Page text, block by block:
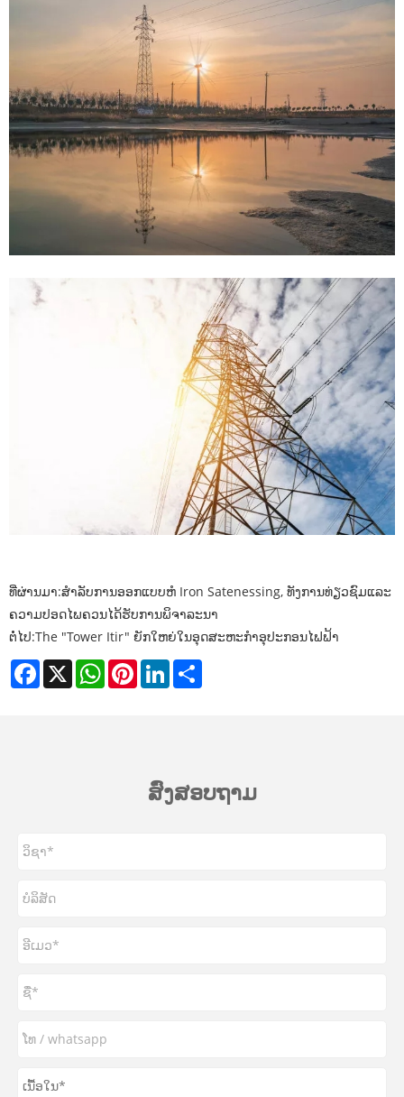
ທີ່ຜ່ານມາ:ສໍາລັບການອອກແບບຫໍ Iron Satenessing, ທັງການທ່ຽວຊົມແລະ
ຄວາມປອດໄພຄວນໄດ້ຮັບການພິຈາລະນາ
ຕໍ່ໄປ:The "Tower Itir" ຍັກໃຫຍ່ໃນອຸດສະຫະກໍາອຸປະກອນໄຟຟ້າ
Facebook
X WhatsAppPinterestLinkedIn
ສົ່ງສອບຖາມ